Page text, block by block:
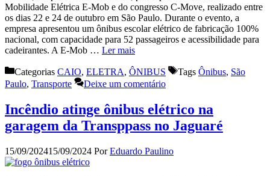
Mobilidade Elétrica E-Mob e do congresso C-Move, realizado entre
os dias 22 e 24 de outubro em São Paulo. Durante o evento, a
empresa apresentou um ônibus escolar elétrico de fabricação 100%
nacional, com capacidade para 52 passageiros e acessibilidade para
cadeirantes. A E-Mob … Ler mais
Categorias CAIO, ELETRA, ÔNIBUS Tags Ônibus, São
Paulo, Transporte Deixe um comentário
Incêndio atinge ônibus elétrico na
garagem da Transppass no Jaguaré
15/09/202415/09/2024 PorEduardo Paulino